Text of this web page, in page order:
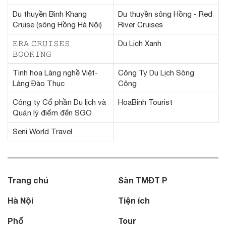
Du thuyền Bình Khang
Cruise (sông Hồng Hà Nội)
Du thuyền sông Hồng - Red
River Cruises
𝙴𝚁𝙰 𝙲𝚁𝚄𝙸𝚂𝙴𝚂
𝙱𝙾𝙾𝙺𝙸𝙽𝙶
Du Lịch Xanh
Tinh hoa Làng nghề Việt-
Làng Đào Thục
Công Ty Du Lịch Sông
Công
Công ty Cổ phần Du lịch và
Quản lý điểm đến SGO
HoaBinh Tourist
Seni World Travel
Trang chủ
Hà Nội
Phố
Sàn TMĐT P
Tiện ích
Tour